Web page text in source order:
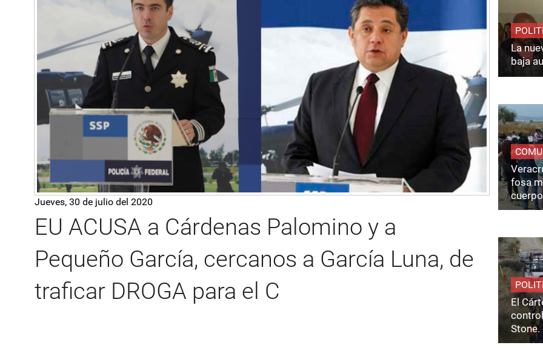
Jueves, 30 de julio del 2020
EU ACUSA a Cárdenas Palomino y a
Pequeño García, cercanos a García Luna, de
traficar DROGA para el C
La
baja
fosa
El
Stone.